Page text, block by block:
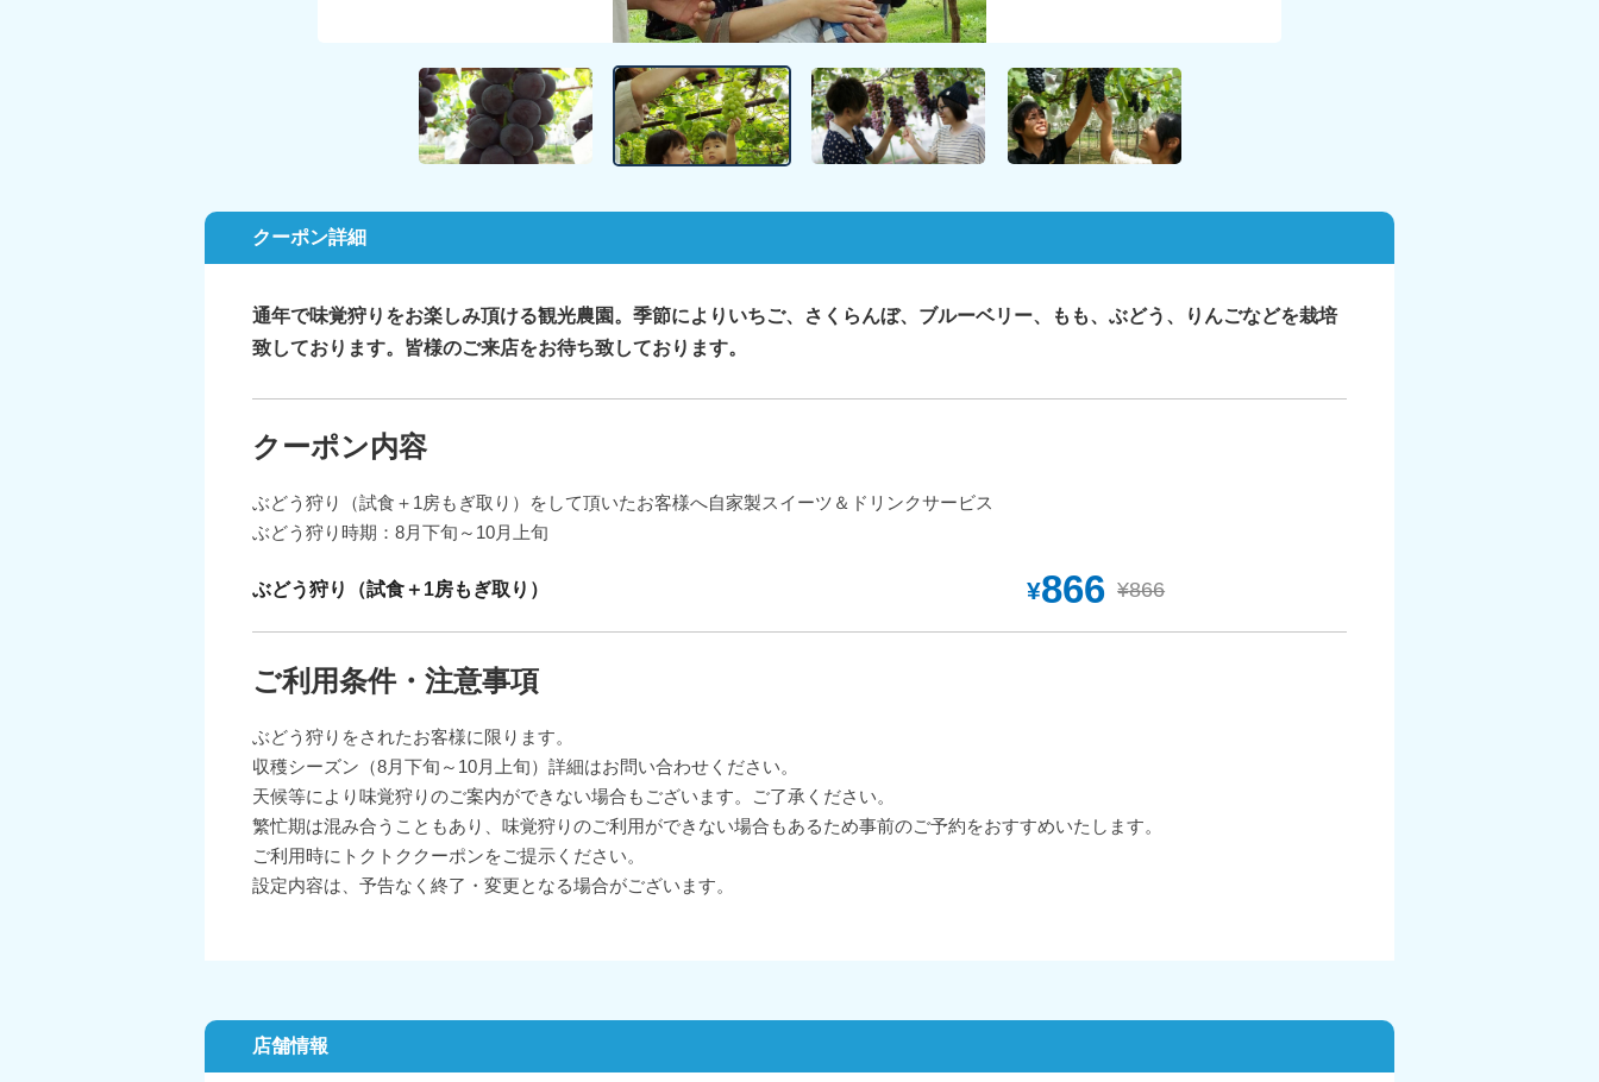
クーポン詳細
通年で味覚狩りをお楽しみ頂ける観光農園。季節によりいちご、さくらんぼ、ブルーベリー、もも、ぶどう、りんごなどを栽培
致しております。皆様のご来店をお待ち致しております。
クーポン内容
ぶどう狩り（試食＋1房もぎ取り）をして頂いたお客様へ自家製スイーツ＆ドリンクサービス
ぶどう狩り時期：8月下旬～10月上旬
ぶどう狩り（試食＋1房もぎ取り） ¥866 ¥866
ご利用条件・注意事項
ぶどう狩りをされたお客様に限ります。
収穫シーズン（8月下旬～10月上旬）詳細はお問い合わせください。
天候等により味覚狩りのご案内ができない場合もございます。ご了承ください。
繁忙期は混み合うこともあり、味覚狩りのご利用ができない場合もあるため事前のご予約をおすすめいたします。
ご利用時にトクトククーポンをご提示ください。
設定内容は、予告なく終了・変更となる場合がございます。
店舗情報